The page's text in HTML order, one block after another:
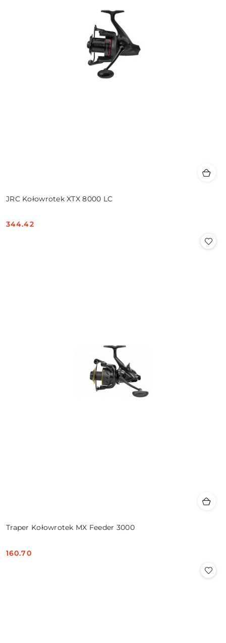
JRC Kołowrotek XTX 8000 LC
Cena:
344.42
Traper Kołowrotek MX Feeder 3000
Cena:
160.70